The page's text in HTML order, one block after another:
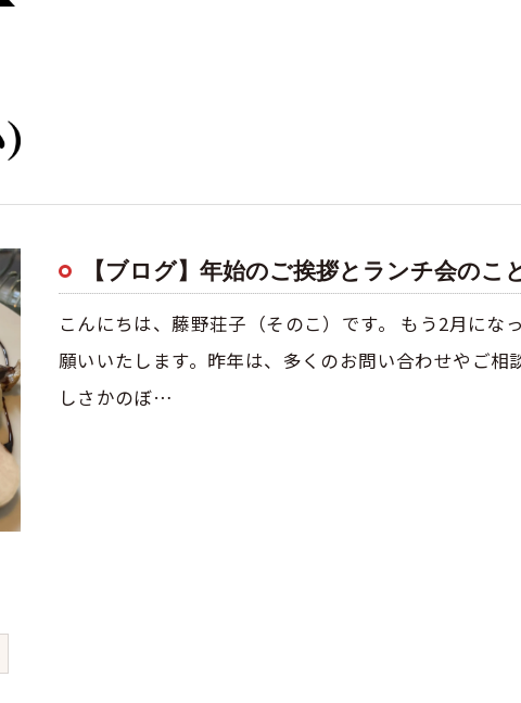
【ブログ】年始のご挨拶とランチ会のこ
こんにちは、藤野荘子（そのこ）です。 もう2月に
願いいたします。昨年は、多くのお問い合わせやご
しさかのぼ…
お問い合わせはこちら